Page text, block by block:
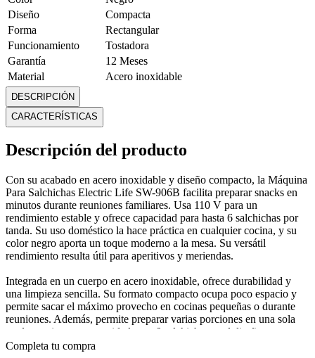
Diseño
Compacta
Forma
Rectangular
Funcionamiento
Tostadora
Garantía
12 Meses
Material
Acero inoxidable
Modelo
Peso
Piezas
Uso
Doméstico
Mostrar más
DESCRIPCIÓN
CARACTERÍSTICAS
Descripción del producto
Con su acabado en acero inoxidable y diseño compacto, la Máquina
Para Salchichas Electric Life SW-906B facilita preparar snacks en
minutos durante reuniones familiares. Usa 110 V para un
rendimiento estable y ofrece capacidad para hasta 6 salchichas por
tanda. Su uso doméstico la hace práctica en cualquier cocina, y su
color negro aporta un toque moderno a la mesa. Su versátil
rendimiento resulta útil para aperitivos y meriendas.
Integrada en un cuerpo en acero inoxidable, ofrece durabilidad y
una limpieza sencilla. Su formato compacto ocupa poco espacio y
permite sacar el máximo provecho en cocinas pequeñas o durante
reuniones. Además, permite preparar varias porciones en una sola
tanda gracias a su capacidad para 6 salchichas, y el diseño con
sistema de limpieza simplificada evita residuos pegados. La garantía
Completa tu compra